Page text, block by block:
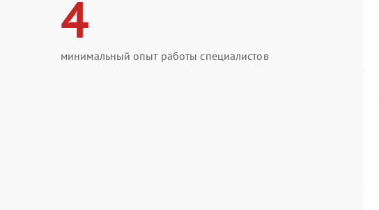
4
минимальный опыт работы специалистов